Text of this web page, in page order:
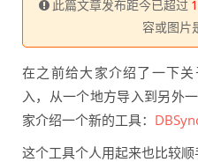
此篇文章发布距今已超过
容或图片
在之前给大家介绍了一下
入，从一个地方导入到另外
家介绍一个新的工具：
这个工具个人用起来也比较顺